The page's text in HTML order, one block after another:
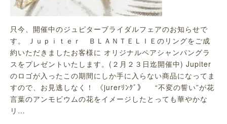
只今、開催中のジュピターブライダルフェアのお知らせで
す。 Ｊｕｐｉｔｅｒ ＢＬＡＮＴＥＬＩＥのリングをご成
約いただきましたお客様に オリジナルペアシャンパングラ
スをプレゼントいたします。(２月２３日迄開催中) Jupiter
のロゴが入ったこの期間にしか手に入らない商品になってま
すので、お見逃しなく！ 《jurerﾘﾝｸﾞ》 “不変の誓い”が花
言葉のアンモビウムの花をイメージしたとっても華やかな
リ…